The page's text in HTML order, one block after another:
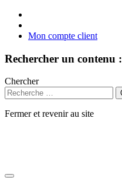
Mon compte client
Rechercher un contenu :
Chercher
Fermer et revenir au site